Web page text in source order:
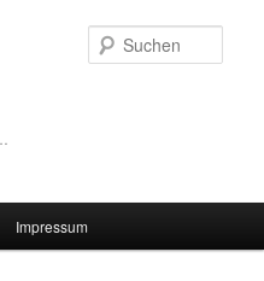
Impressum